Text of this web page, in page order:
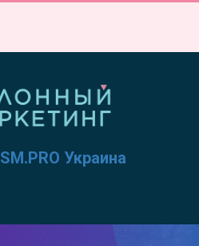
SM.PRO Украина